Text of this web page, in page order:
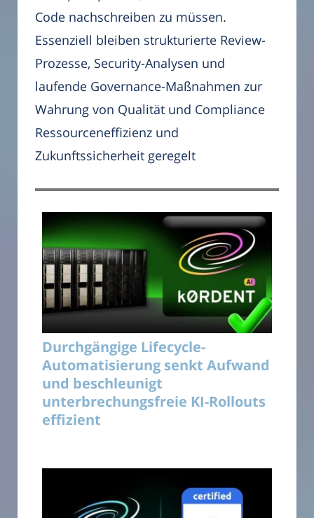
Code nachschreiben zu müssen.
Essenziell bleiben strukturierte Review-
Prozesse, Security-Analysen und
laufende Governance-Maßnahmen zur
Wahrung von Qualität und Compliance
Ressourceneffizienz und
Zukunftssicherheit geregelt
Durchgängige Lifecycle-
Automatisierung senkt Aufwand
und beschleunigt
unterbrechungsfreie KI-Rollouts
effizient